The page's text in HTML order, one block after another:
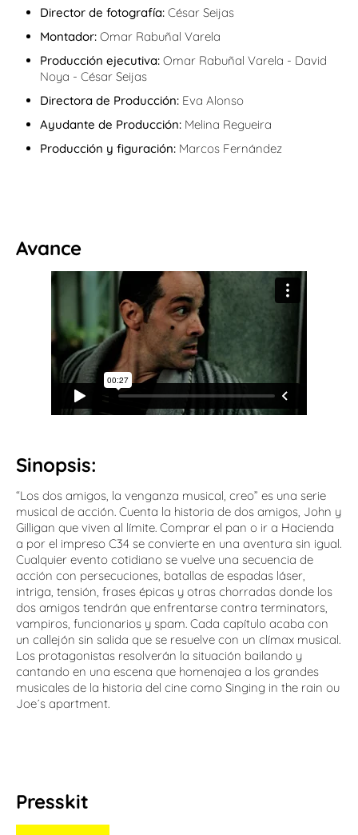
Avance
Sinopsis:
“Los dos amigos, la venganza musical, creo” es una serie
musical de acción. Cuenta la historia de dos amigos, John y
Gilligan que viven al límite. Comprar el pan o ir a Hacienda
a por el impreso C34 se convierte en una aventura sin igual.
Cualquier evento cotidiano se vuelve una secuencia de
acción con persecuciones, batallas de espadas láser,
intriga, tensión, frases épicas y otras chorradas donde los
dos amigos tendrán que enfrentarse contra terminators,
vampiros, funcionarios y spam. Cada capítulo acaba con
un callejón sin salida que se resuelve con un clímax musical.
Los protagonistas resolverán la situación bailando y
cantando en una escena que homenajea a los grandes
musicales de la historia del cine como Singing in the rain ou
Joe´s apartment.
Presskit
Director de fotografía: César Seijas
Montador: Omar Rabuñal Varela
Producción ejecutiva: Omar Rabuñal Varela - David
Noya - César Seijas
Directora de Producción: Eva Alonso
Ayudante de Producción: Melina Regueira
Producción y figuración: Marcos Fernández